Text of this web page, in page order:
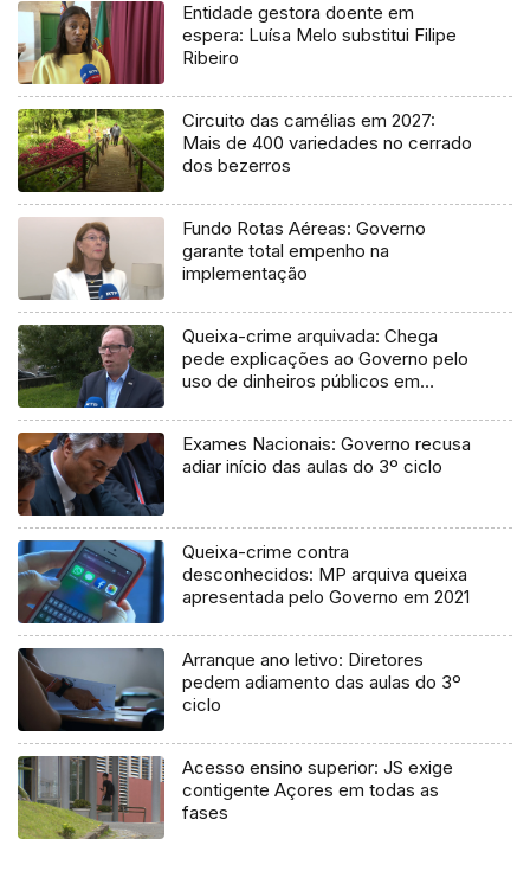
Entidade gestora doente em
espera: Luísa Melo substitui Filipe
Ribeiro
Circuito das camélias em 2027:
Mais de 400 variedades no cerrado
dos bezerros
Fundo Rotas Aéreas: Governo
garante total empenho na
implementação
Queixa-crime arquivada: Chega
pede explicações ao Governo pelo
uso de dinheiros públicos em
Exames Nacionais: Governo recusa
adiar início das aulas do 3º ciclo
Queixa-crime contra
desconhecidos: MP arquiva queixa
apresentada pelo Governo em 2021
Arranque ano letivo: Diretores
pedem adiamento das aulas do 3º
ciclo
Acesso ensino superior: JS exige
contigente Açores em todas as
fases